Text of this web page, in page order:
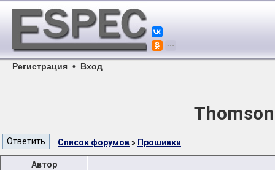
Регистрация • Вход
Список форумов » Прошивки
Автор